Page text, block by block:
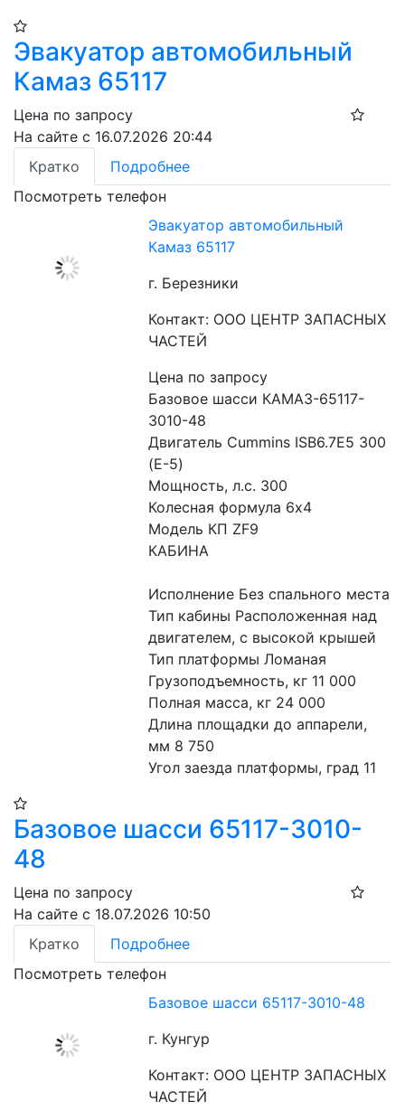
Эвакуатор автомобильный
Камаз 65117
Цена по запросу
На сайте с 16.07.2026 20:44
Кратко
Подробнее
Посмотреть телефон
Эвакуатор автомобильный
Камаз 65117
г. Березники
Контакт: ООО ЦЕНТР ЗАПАСНЫХ
ЧАСТЕЙ
Цена по запросу
Базовое шасси КАМАЗ-65117-
3010-48
Двигатель Cummins ISB6.7E5 300
(Е-5)
Мощность, л.с. 300
Колесная формула 6х4
Модель КП ZF9
КАБИНА
Исполнение Без спального места
Тип кабины Расположенная над
двигателем, с высокой крышей
Тип платформы Ломаная
Грузоподъемность, кг 11 000
Полная масса, кг 24 000
Длина площадки до аппарели,
мм 8 750
Угол заезда платформы, град 11
Базовое шасси 65117-3010-
48
Цена по запросу
На сайте с 18.07.2026 10:50
Кратко
Подробнее
Посмотреть телефон
Базовое шасси 65117-3010-48
г. Кунгур
Контакт: ООО ЦЕНТР ЗАПАСНЫХ
ЧАСТЕЙ